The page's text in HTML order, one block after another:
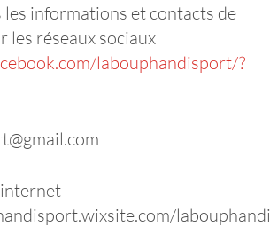
informations et contacts de
les réseaux sociaux
labouphandisport/?